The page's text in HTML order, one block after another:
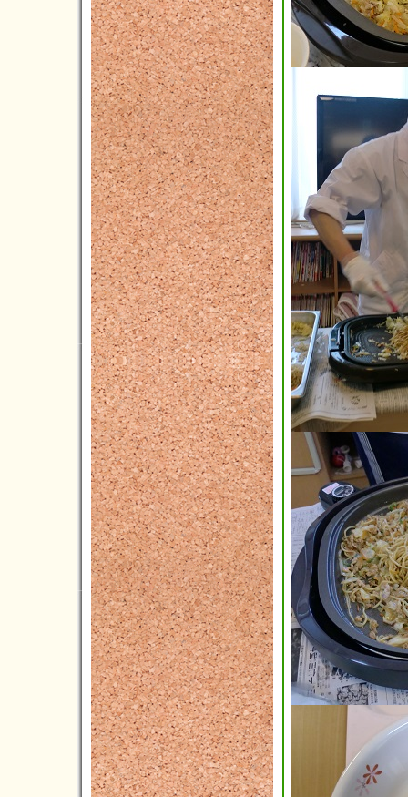
2021年03月(2)
2021年02月(1)
2021年01月(5)
2020年12月(5)
2020年11月(3)
2020年10月(3)
2020年09月(6)
2020年08月(2)
2020年07月(5)
2020年06月(5)
2020年05月(2)
2020年04月(2)
2020年03月(6)
2020年02月(4)
2020年01月(2)
2019年12月(3)
2019年11月(1)
2019年10月(7)
2019年09月(4)
2019年08月(3)
2019年07月(3)
2019年06月(10)
2019年05月(4)
2019年04月(2)
2019年03月(3)
2019年02月(0)